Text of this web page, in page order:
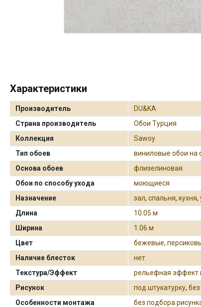
Характеристики
Производитель
DU&KA
Страна производитель
Обои Турция
Коллекция
Sawoy
Тип обоев
виниловые обои на
Основа обоев
флизелиновая
Обои по способу ухода
моющиеся
Назначение
зал,спальня,кухня,
Длина
10.05 м
Ширина
1.06 м
Цвет
бежевые,
Наличие блесток
нет
Текстура/Эффект
рельефная эффект
Рисунок
под штукатурку,
Особенности монтажа
без подбора